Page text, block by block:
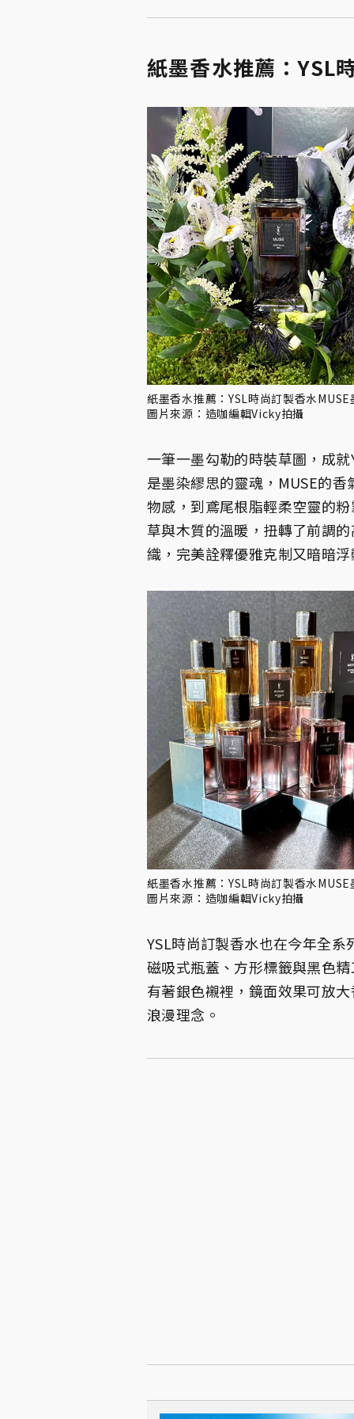
紙墨香水推薦：YSL
紙墨香水推薦：YSL時尚訂製香水
圖片來源：造咖編輯Vicky拍攝
一筆一墨勾勒的時裝草圖，成
是墨染繆思的靈魂，MUSE的
物感，到鳶尾根脂輕柔空靈的
草與木質的溫暖，扭轉了前調
織，完美詮釋優雅克制又暗暗
紙墨香水推薦：YSL時尚訂製香水
圖片來源：造咖編輯Vicky拍攝
YSL時尚訂製香水也在今年全
磁吸式瓶蓋、方形標籤與黑色
有著銀色襯裡，鏡面效果可放
浪漫理念。